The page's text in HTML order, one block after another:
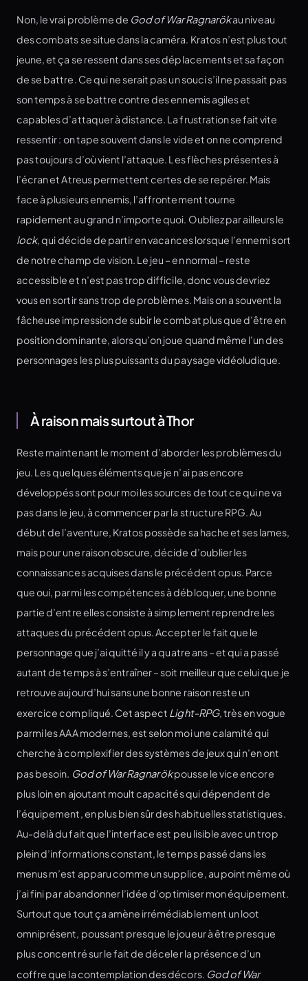
Non, le vrai problème de God of War Ragnarökau niveau
des combats se situe dans la caméra. Kratos n’est plus tout
jeune, et ça se ressent dans ses déplacements et sa façon
de se battre. Ce qui ne serait pas un souci s’il ne passait pas
son temps à se battre contre des ennemis agiles et
capables d’attaquer à distance. La frustration se fait vite
ressentir : on tape souvent dans le vide et on ne comprend
pas toujours d’où vient l’attaque. Les flèches présentes à
l’écran et Atreus permettent certes de se repérer. Mais
face à plusieurs ennemis, l’affrontement tourne
rapidement au grand n’importe quoi. Oubliez par ailleurs le
lock, qui décide de partir en vacances lorsque l’ennemi sort
de notre champ de vision. Le jeu – en normal – reste
accessible et n’est pas trop difficile, donc vous devriez
vous en sortir sans trop de problèmes. Mais on a souvent la
fâcheuse impression de subir le combat plus que d’être en
position dominante, alors qu’on joue quand même l’un des
personnages les plus puissants du paysage vidéoludique.
À raison mais surtout à Thor
Reste maintenant le moment d’aborder les problèmes du
jeu. Les quelques éléments que je n’ai pas encore
développés sont pour moi les sources de tout ce qui ne va
pas dans le jeu, à commencer par la structure RPG. Au
début de l’aventure, Kratos possède sa hache et ses lames,
mais pour une raison obscure, décide d’oublier les
connaissances acquises dans le précédent opus. Parce
que oui, parmi les compétences à débloquer, une bonne
partie d’entre elles consiste à simplement reprendre les
attaques du précédent opus. Accepter le fait que le
personnage que j’ai quitté il y a quatre ans – et qui a passé
autant de temps à s’entraîner – soit meilleur que celui que je
retrouve aujourd’hui sans une bonne raison reste un
exercice compliqué. Cet aspect Light-RPG, très en vogue
parmi les AAA modernes, est selon moi une calamité qui
cherche à complexifier des systèmes de jeux qui n’en ont
pas besoin. God of War Ragnarökpousse le vice encore
plus loin en ajoutant moult capacités qui dépendent de
l’équipement, en plus bien sûr des habituelles statistiques.
Au-delà du fait que l’interface est peu lisible avec un trop
plein d’informations constant, le temps passé dans les
menus m’est apparu comme un supplice, au point même où
j’ai fini par abandonner l’idée d’optimiser mon équipement.
Surtout que tout ça amène irrémédiablement un loot
omniprésent, poussant presque le joueur à être presque
plus concentré sur le fait de déceler la présence d’un
coffre que la contemplation des décors. God of War